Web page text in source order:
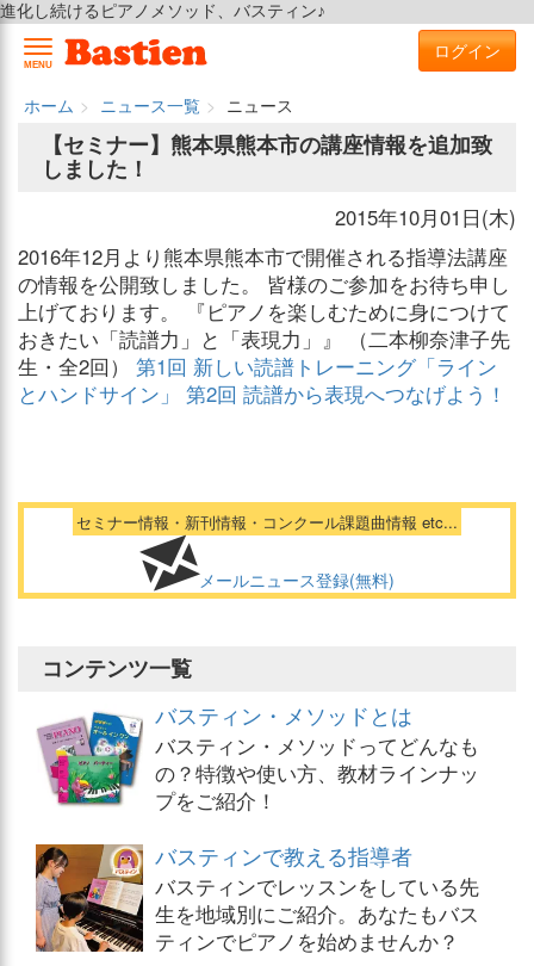
進化し続けるピアノメソッド、バスティン♪
MENU
ログイン
ホーム ニュース一覧
ニュース
【セミナー】熊本県熊本市の講座情報を追加致
しました！
2015年10月01日(木)
2016年12月より熊本県熊本市で開催される指導法講座
の情報を公開致しました。 皆様のご参加をお待ち申し
上げております。 『ピアノを楽しむために身につけて
おきたい「読譜力」と「表現力」』 （二本柳奈津子先
生・全2回） 第1回 新しい読譜トレーニング「ライン
とハンドサイン」
第2回 読譜から表現へつなげよう！
セミナー情報・新刊情報・コンクール課題曲情報 etc...
メールニュース登録(無料)
コンテンツ一覧
バスティン・メソッドとは
バスティン・メソッドってどんなも
の？特徴や使い方、教材ラインナッ
プをご紹介！
バスティンで教える指導者
バスティンでレッスンをしている先
生を地域別にご紹介。あなたもバス
ティンでピアノを始めませんか？